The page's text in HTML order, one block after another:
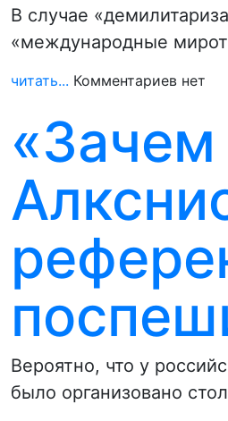
В случае
«международные
читать... Комментариев нет
«Зачем
Вероятно, что у
было организовано